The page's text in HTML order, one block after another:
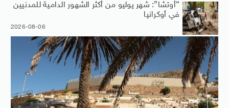
“أوتشا”: شهر يوليو من أكثر الشهور الدامية للمدنيين
في أوكرانيا
2026-08-06